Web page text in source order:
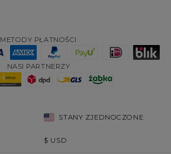
METODY PŁATNOŚCI
NASI PARTNERZY
STANY ZJEDNOCZONE
$ USD